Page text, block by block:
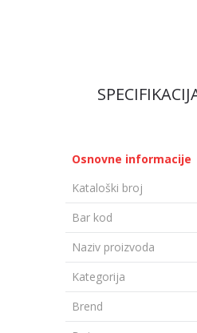
Osnovne informacije
Kataloški broj
Bar kod
Naziv proizvoda
Kategorija
Brend